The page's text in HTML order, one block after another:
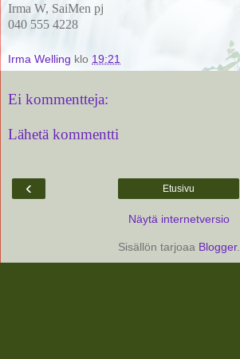
Irma W, SaiMen pj
040 555 4228
Irma Welling klo 19:21
Ei kommentteja:
Lähetä kommentti
‹ Etusivu
Näytä internetversio
Sisällön tarjoaa Blogger.